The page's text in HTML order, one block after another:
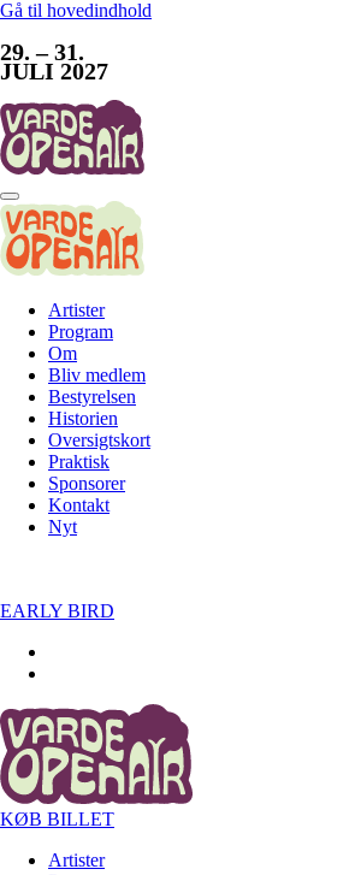
Gå til hovedindhold
29. – 31.
JULI 2027
Artister
Program
Om
Bliv medlem
Bestyrelsen
Historien
Oversigtskort
Praktisk
Sponsorer
Kontakt
Nyt
EARLY BIRD
KØB BILLET
Artister